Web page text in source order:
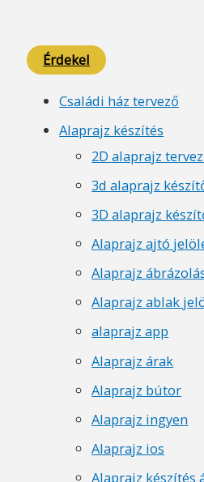
Érdekel
Családi ház tervező
Alaprajz készítés
2D alaprajz
3d alaprajz
3D alaprajz
Alaprajz ajtó
Alaprajz
Alaprajz ablak
alaprajz app
Alaprajz árak
Alaprajz bútor
Alaprajz ingyen
Alaprajz ios
Alaprajz készítés